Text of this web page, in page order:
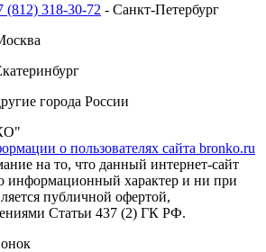
(812) 318-30-72 - Санкт-Петербург
города России
о пользователях сайта bronko.ru
на то, что данный интернет-сайт
информационный характер и ни при
публичной офертой,
Статьи 437 (2) ГК РФ.